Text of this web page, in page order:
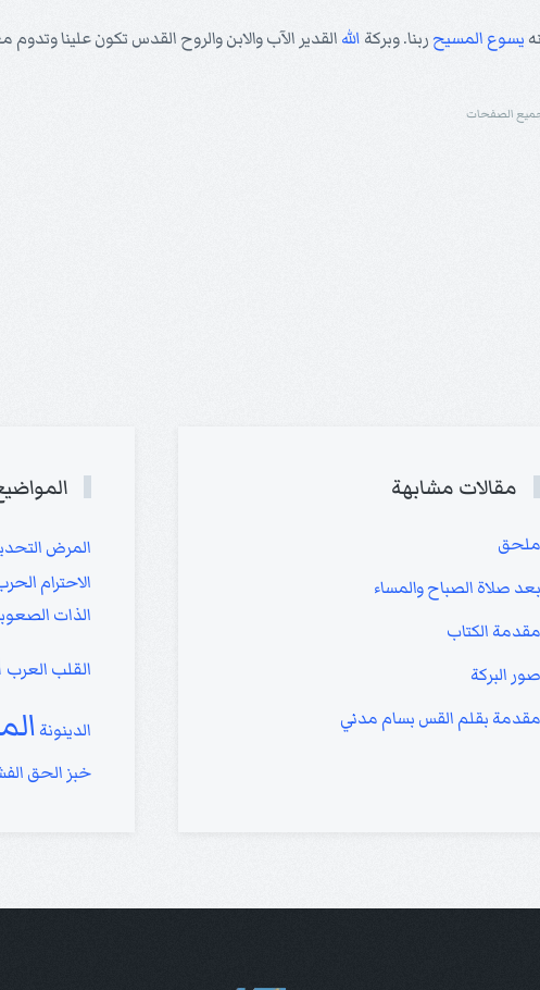
يسوع المسيح ربنا. وبركة الله القدير الآب والابن والروح القدس تكون علينا وتدوم
الصفحات
مقالات مشابهة
ملحق
بعد صلاة الصباح والمساء
مقدمة الكتاب
صور البركة
مقدمة بقلم القس بسام مدني
المرض
الاحترام
الذات
القلب العرب
الدينونة
خبز الحق